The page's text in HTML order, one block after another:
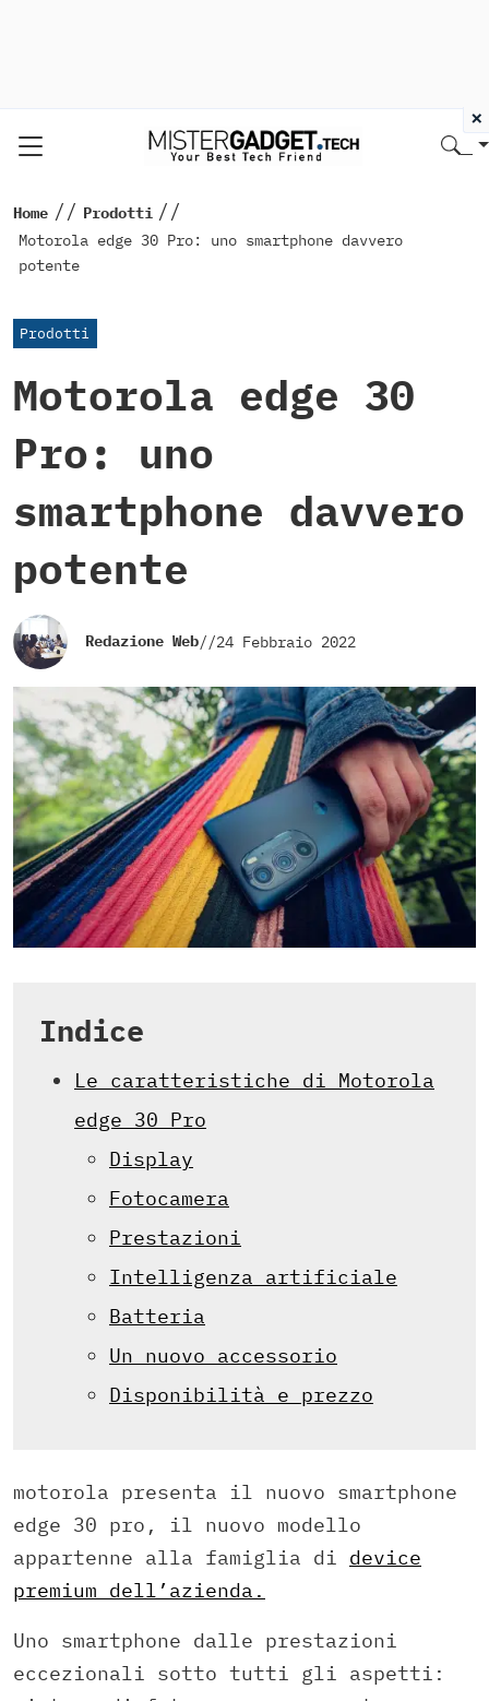
Home // Prodotti //
Motorola edge 30 Pro: uno smartphone davvero
potente
Prodotti
Motorola edge 30
Pro: uno
smartphone davvero
potente
Redazione Web//24 Febbraio 2022
Indice
Le caratteristiche di Motorola
edge 30 Pro
Display
Fotocamera
Prestazioni
Intelligenza artificiale
Batteria
Un nuovo accessorio
Disponibilità e prezzo
motorola presenta il nuovo smartphone
edge 30 pro, il nuovo modello
appartenne alla famiglia di device
premium dell’azienda.
Uno smartphone dalle prestazioni
eccezionali sotto tutti gli aspetti:
×